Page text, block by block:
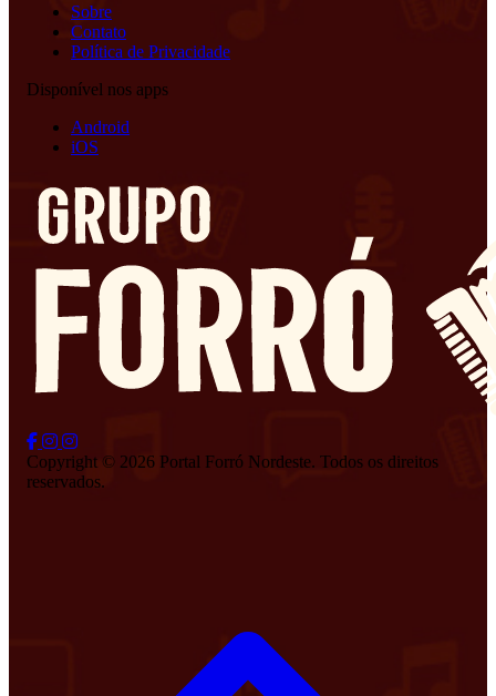
Sobre
Contato
Política de Privacidade
Disponível nos apps
Android
iOS
Copyright © 2026 Portal Forró Nordeste. Todos os direitos
reservados.